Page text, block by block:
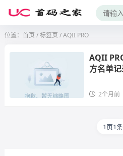
位置： 首页 /标签页 / AQII PRO
AQII
方名单
2个月前
1页1条